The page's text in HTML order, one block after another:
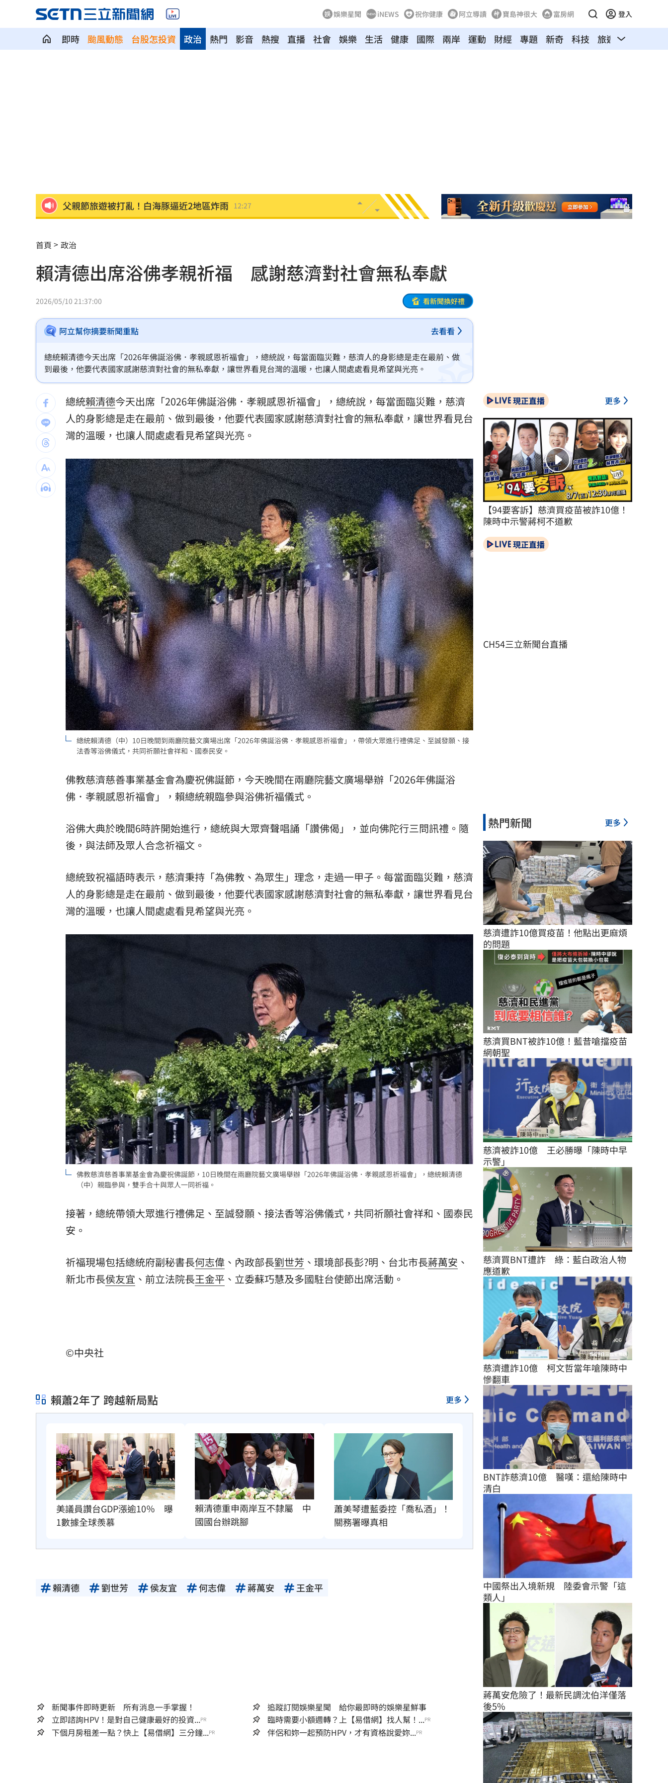
娛樂星聞 iNEWS 祝你健康 阿立導讀 寶島神很大 富房網 登入
即時 颱風動態 台股怎投資 熱門 影音 熱搜 直播
政治 社會 娛樂 生活 健康 國際 兩岸 運動 財經 專題 新奇 科技 旅遊 汽車
父親節旅遊被打亂！白海豚逼近2地區炸雨 12:27
徐莉玲槓王菲案外案 5566小刀驚爆離婚
通緝犯拒檢狂飆街頭！撞斷平交道柵欄逃亡 12:24
誰在回覆「幹嘛」？故宮南院小編身分曝光
中國攻台非解放軍？外媒點名2破口！ 12:23
姜厚任女友自曝3碩1博 網搜本名查無此人 12:19
毒油案延燒政院點名中市府 蔣萬安竟反問
肥大叔46歲驟逝！2年前曾逃過車禍死劫 12:16
酒測爆表！職軍「接近死亡狀態」照開上路 12:16
職場爸爸「5.5年沒加薪」！父親節調查曝 12:13
泰校園爆槍擊！釀2死20傷 學生槍手身亡 12:11
蘋果砍價失敗！長鑫存儲靠2底氣拒降價 12:10
台灣彩券開獎直播中 20:31
LIVE三立+24小時直播 15:27
三立iNEWS新聞台線上直播 18:00
商場戰國來臨 台中「頂奢大道」逐漸成形 12:00
「拍片人的多重宇宙」職涯論壇9/12登場！ 10:30
8國球員齊聚高雄 Formosa 7s掀足球熱潮 10:00
理想混蛋號召粉絲跨海追星吃美食！ 18:15
首頁 政治
賴清德出席浴佛孝親祈福 感謝慈濟對社會無私奉獻
2026/05/10 21:37:00 看新聞換好禮
阿立幫你摘要新聞重點 去看看
總統賴清德今天出席「2026年佛誕浴佛．孝親感恩祈福會」，總統說，每當面臨災難，慈濟人的身影總是走在最前、做
到最後，他要代表國家感謝慈濟對社會的無私奉獻，讓世界看見台灣的溫暖，也讓人間處處看見希望與光亮。
總統賴清德今天出席「2026年佛誕浴佛．孝親感恩祈福會」，總統說，每當面臨災難，慈濟
人的身影總是走在最前、做到最後，他要代表國家感謝慈濟對社會的無私奉獻，讓世界看見台
灣的溫暖，也讓人間處處看見希望與光亮。
總統賴清德（中）10日晚間到兩廳院藝文廣場出席「2026年佛誕浴佛．孝親感恩祈福會」，帶領大眾進行禮佛足、至誠發願、接
法香等浴佛儀式，共同祈願社會祥和、國泰民安。
佛教慈濟慈善事業基金會為慶祝佛誕節，今天晚間在兩廳院藝文廣場舉辦「2026年佛誕浴
佛．孝親感恩祈福會」，賴總統親臨參與浴佛祈福儀式。
浴佛大典於晚間6時許開始進行，總統與大眾齊聲唱誦「讚佛偈」，並向佛陀行三問訊禮。隨
後，與法師及眾人合念祈福文。
總統致祝福語時表示，慈濟秉持「為佛教、為眾生」理念，走過一甲子。每當面臨災難，慈濟
人的身影總是走在最前、做到最後，他要代表國家感謝慈濟對社會的無私奉獻，讓世界看見台
灣的溫暖，也讓人間處處看見希望與光亮。
佛教慈濟慈善事業基金會為慶祝佛誕節，10日晚間在兩廳院藝文廣場舉辦「2026年佛誕浴佛．孝親感恩祈福會」，總統賴清德
（中）親臨參與，雙手合十與眾人一同祈福。
接著，總統帶領大眾進行禮佛足、至誠發願、接法香等浴佛儀式，共同祈願社會祥和、國泰民
安。
祈福現場包括總統府副秘書長何志偉 、內政部長劉世芳 、環境部長彭?明、台北市長蔣萬安 、
新北市長侯友宜 、前立法院長王金平 、立委蘇巧慧及多國駐台使節出席活動。
©中央社
賴蕭2年了 跨越新局點 更多
美議員讚台GDP漲逾10％　曝
1數據全球羨慕
賴清德重申兩岸互不隸屬　中
國國台辦跳腳
蕭美琴遭藍委控「喬私酒」！
關務署曝真相
賴清德 劉世芳 侯友宜 何志偉 蔣萬安 王金平
新聞事件即時更新 所有消息一手掌握！
追蹤訂閱娛樂星聞 給你最即時的娛樂星鮮事
立即諮詢HPV！是對自己健康最好的投資...PR 臨時需要小額週轉？上【易借網】找人幫！...PR
下個月房租差一點？快上【易借網】三分鐘...PR 伴侶和妳一起預防HPV，才有資格說愛妳...PR
現正直播 更多
【94要客訴】慈濟買疫苗被詐10億！
陳時中示警蔣柯不道歉
現正直播
CH54三立新聞台直播
熱門新聞 更多
慈濟遭詐10億買疫苗！他點出更麻煩
的問題
慈濟買BNT被詐10億！藍昔嗆擋疫苗
網朝聖
慈濟被詐10億　王必勝曝「陳時中早
示警」
慈濟買BNT遭詐　綠：藍白政治人物
應道歉
慈濟遭詐10億　柯文哲當年嗆陳時中
慘翻車
BNT詐慈濟10億　醫嘆：還給陳時中
清白
中國祭出入境新規　陸委會示警「這
類人」
蔣萬安危險了！最新民調沈伯洋僅落
後5%